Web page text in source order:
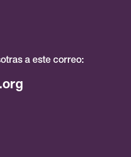
a este correo: